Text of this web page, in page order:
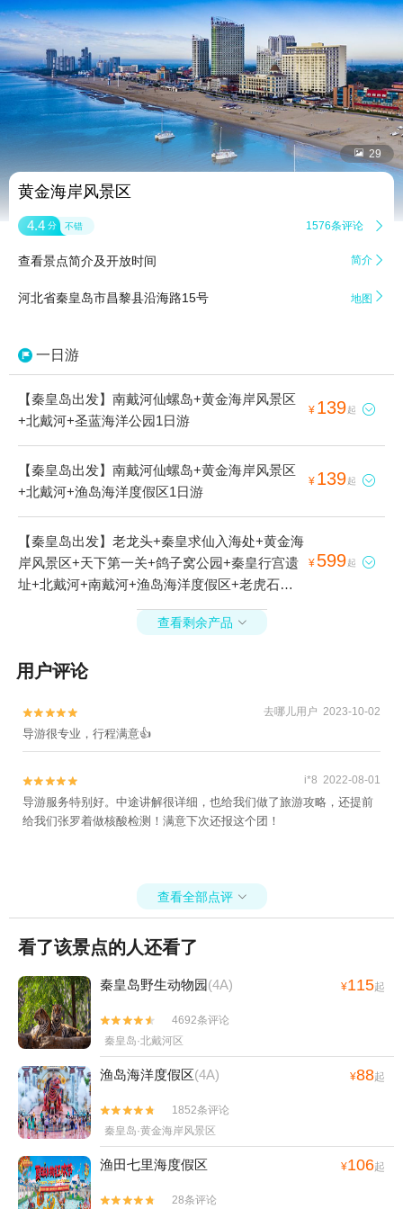
 29
黄金海岸风景区
4.4 分 不错 1576条评论 
查看景点简介及开放时间 简介 
河北省秦皇岛市昌黎县沿海路15号 地图 
一日游
【秦皇岛出发】南戴河仙螺岛+黄金海岸风景区
+北戴河+圣蓝海洋公园1日游
¥ 139起 
【秦皇岛出发】南戴河仙螺岛+黄金海岸风景区
+北戴河+渔岛海洋度假区1日游
¥ 139起 
【秦皇岛出发】老龙头+秦皇求仙入海处+黄金海
岸风景区+天下第一关+鸽子窝公园+秦皇行宫遗
址+北戴河+南戴河+渔岛海洋度假区+老虎石海
上公园-中海滩+山海关+山海关古城景区+求仙入
¥ 599起 
查看剩余产品 
用户评论

 去哪儿用户 2023-10-02
导游很专业，行程满意👍

 i*8 2022-08-01
导游服务特别好。中途讲解很详细，也给我们做了旅游攻略，还提前
给我们张罗着做核酸检测！满意下次还报这个团！
查看全部点评 
看了该景点的人还看了
秦皇岛野生动物园(4A) ¥115起


4692条评论
秦皇岛·北戴河区
渔岛海洋度假区(4A) ¥88起


1852条评论
秦皇岛·黄金海岸风景区
渔田七里海度假区 ¥106起

 28条评论
